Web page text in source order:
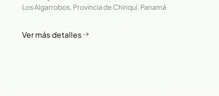
Los Algarrobos, Provincia de Chiriquí, Panamá